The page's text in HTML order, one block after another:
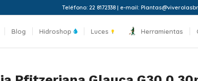
Teléfono: 22 8172338 | e-mail:
Blog Hidroshop Luces Herramientas